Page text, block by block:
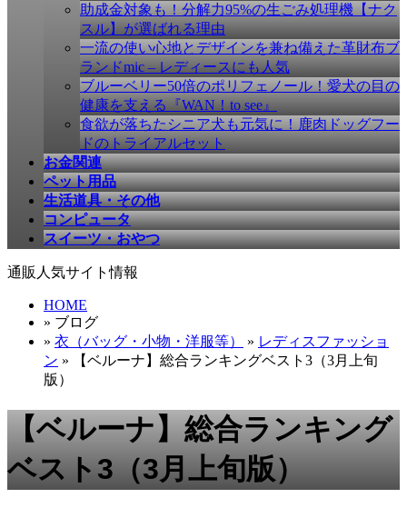
助成金対象も！分解力95%の生ごみ処理機【ナク
スル】が選ばれる理由
一流の使い心地とデザインを兼ね備えた革財布ブ
ランドmic – レディースにも人気
ブルーベリー50倍のポリフェノール！愛犬の目の
健康を支える『WAN！to see』
食欲が落ちたシニア犬も元気に！鹿肉ドッグフー
ドのトライアルセット
お金関連
ペット用品
生活道具・その他
コンピュータ
スイーツ・おやつ
通販人気サイト情報
HOME
» ブログ
» 衣（バッグ・小物・洋服等） » レディスファッショ
ン » 【ベルーナ】総合ランキングベスト3（3月上旬
版）
【ベルーナ】総合ランキング
ベスト3（3月上旬版）